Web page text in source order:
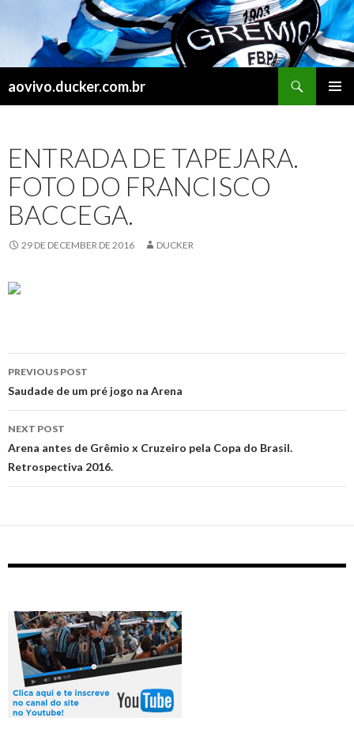
aovivo.ducker.com.br
ENTRADA DE TAPEJARA.
FOTO DO FRANCISCO
BACCEGA.
29 DE DECEMBER DE 2016 DUCKER
Post
navigation
PREVIOUS POST
Saudade de um pré jogo na Arena
NEXT POST
Arena antes de Grêmio x Cruzeiro pela Copa do Brasil.
Retrospectiva 2016.